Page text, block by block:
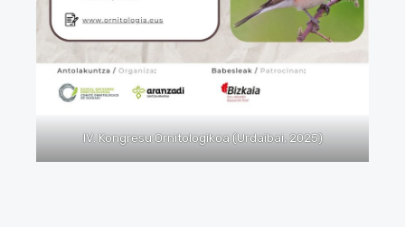
IV. Kongresu Ornitologikoa (Urdaibai, 2025)